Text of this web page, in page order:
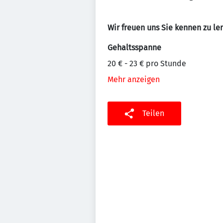
Wir freuen uns Sie kennen zu
Gehaltsspanne
20 € - 23 € pro Stunde
Mehr anzeigen
Teilen